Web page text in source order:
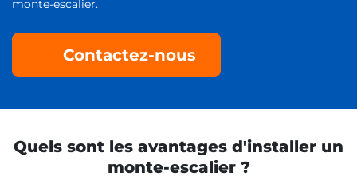
monte-escalier.
Contactez-nous
Quels sont les avantages d'installer un
monte-escalier ?